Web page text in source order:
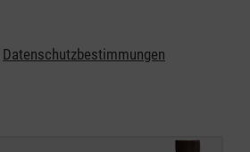
Datenschutzbestimmungen